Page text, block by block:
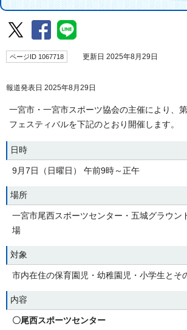
ページID 1067718 更新日 2025年8月29日
報道発表日 2025年8月29日
一宮市・一宮市スポーツ協会の主催により、
フェスティバルを下記のとおり開催します。
日時
9月7日（日曜日） 午前9時～正午
場所
一宮市尾西スポーツセンター・五城グラウン
場
対象
市内在住の保育園児・幼稚園児・小学生とそ
内容
〇尾西スポーツセンター